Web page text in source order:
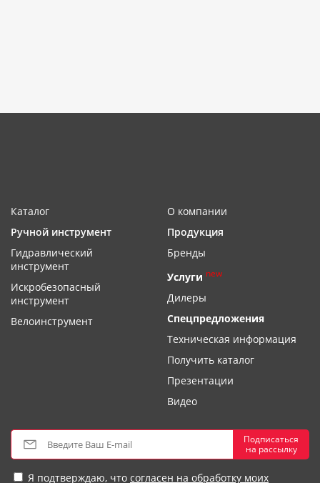
Каталог
Ручной инструмент
Гидравлический
инструмент
Искробезопасный
инструмент
Велоинструмент
О компании
Продукция
Бренды
Услуги new
Дилеры
Спецпредложения
Техническая информация
Получить каталог
Презентации
Видео
Подписаться
на рассылку
Я подтверждаю, что согласен на обработку моих